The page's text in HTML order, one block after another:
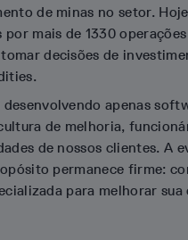
de minas no setor.
mais de 1330
decisões de
apenas
de melhoria,
de nossos clientes. A
permanece firme:
para melhorar sua